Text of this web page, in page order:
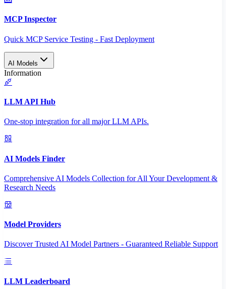
MCP Inspector
Quick MCP Service Testing - Fast Deployment
AI Models
Information
LLM API Hub
One-stop integration for all major LLM APIs.
AI Models Finder
Comprehensive AI Models Collection for All Your Development &
Research Needs
Model Providers
Discover Trusted AI Model Partners - Guaranteed Reliable Support
LLM Leaderboard